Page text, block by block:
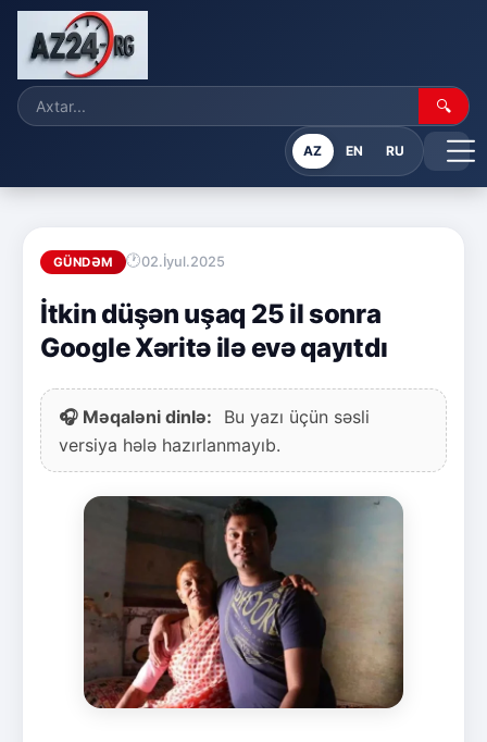
🔍
AZ EN RU
GÜNDƏM 02.İyul.2025
İtkin düşən uşaq 25 il sonra
Google Xəritə ilə evə qayıtdı
🎧 Məqaləni dinlə:
Bu yazı üçün səsli
versiya hələ hazırlanmayıb.